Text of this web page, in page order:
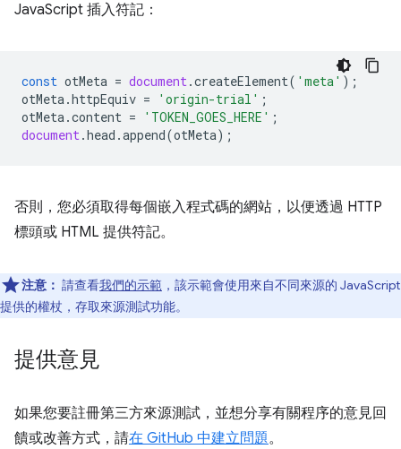
JavaScript 插入符記：
const otMeta = document.createElement( 'meta' );
otMeta.httpEquiv = 'origin-trial' ;
otMeta.content = 'TOKEN_GOES_HERE' ;
document.head .append(otMeta);
否則，您必須取得每個嵌入程式碼的網站，以便透過 HTTP
標頭或 HTML 提供符記。
注意： 請查看我們的示範 ，該示範會使用來自不同來源的 JavaScript
提供的權杖，存取來源測試功能。
提供意見
如果您要註冊第三方來源測試，並想分享有關程序的意見回
饋或改善方式，請在 GitHub 中建立問題。